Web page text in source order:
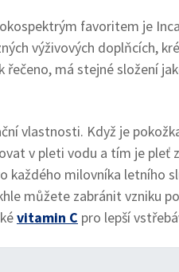
favoritem je
výživových doplňcích,
řečeno, má stejné složení
vlastnosti. Když je
v pleti vodu a tím je pleť
každého milovníka letního
můžete zabránit vzniku
vitamin C pro lepší